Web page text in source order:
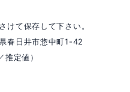
けて保存して下さい。
春日井市惣中町1-42
推定値）